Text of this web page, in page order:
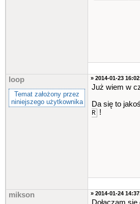
loop
Temat założony przez
niniejszego użytkownika
» 2014-01-23
Już wiem w
Da się to
R !
mikson » 2014-01-24